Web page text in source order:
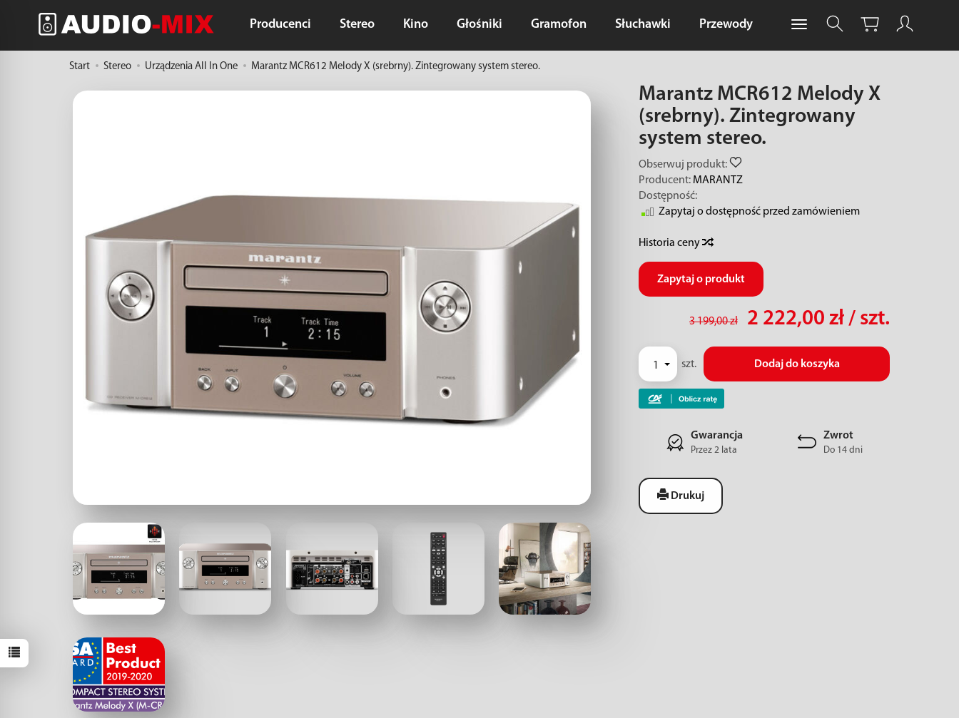
Producenci Stereo Kino Głośniki Gramofon Słuchawki Przewody
Start Stereo Urządzenia All In One Marantz MCR612 Melody X (srebrny). Zintegrowany system stereo.
Marantz MCR612 Melody X
(srebrny). Zintegrowany
system stereo.
Obserwuj produkt:
Producent: MARANTZ
Dostępność:
Zapytaj o dostępność przed zamówieniem
Historia ceny
Zapytaj o produkt
3 199,00 zł 2 222,00 zł / szt.
szt. Dodaj do koszyka
Gwarancja
Przez 2 lata
Zwrot
Do 14 dni
Drukuj